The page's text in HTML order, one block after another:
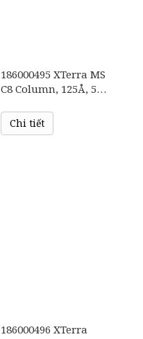
186000495 XTerra MS
C8 Column, 125Å, 5
1/pkChi tiết
186000496 XTerra